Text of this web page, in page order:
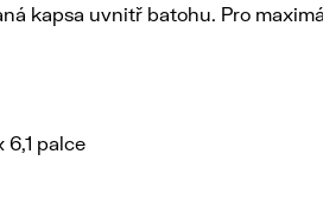
kapsa uvnitř batohu. Pro
6,1 palce